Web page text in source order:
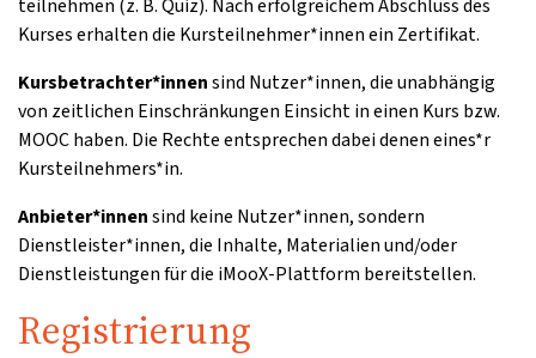
teilnehmen (z. B. Quiz). Nach erfolgreichem Abschluss des
Kurses erhalten die Kursteilnehmer*innen ein Zertifikat.
Kursbetrachter*innensind Nutzer*innen, die unabhängig
von zeitlichen Einschränkungen Einsicht in einen Kurs bzw.
MOOC haben. Die Rechte entsprechen dabei denen eines*r
Kursteilnehmers*in.
Anbieter*innensind keine Nutzer*innen, sondern
Dienstleister*innen, die Inhalte, Materialien und/oder
Dienstleistungen für die iMooX-Plattform bereitstellen.
Registrierung